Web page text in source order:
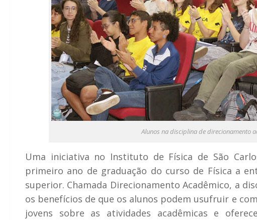
Alunos na disciplina de direcionamento
Uma iniciativa no Instituto de Física de São
primeiro ano de graduação do curso de Física a
superior. Chamada Direcionamento Acadêmico, a
os benefícios de que os alunos podem usufruir e
jovens sobre as atividades acadêmicas e